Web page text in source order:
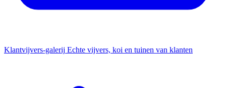
Klantvijvers-galerij Echte vijvers, koi en tuinen van klanten